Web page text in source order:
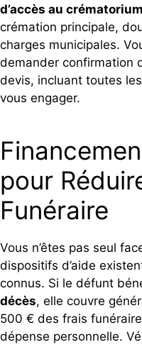
d’accès au
crémation principale,
charges municipales.
demander confirmation
devis, incluant toutes
vous engager.
pour
Funéraire
Vous n’êtes pas seul
dispositifs d’aide
connus. Si le défunt
décès, elle couvre
500 € des frais
dépense personnelle.